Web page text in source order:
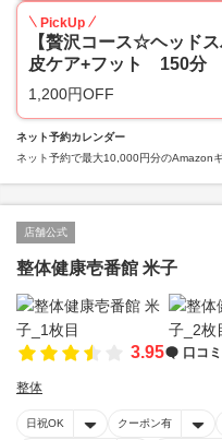
PickUp
【贅沢コース☆ヘッド
皮ケア+フット 150分
1,200円OFF
ネット予約カレンダー
ネット予約で最大10,000円分のAmazon
店舗公式
整体健康壱番館 米子
3.95 口コミ
整体
日祝OK クーポン有